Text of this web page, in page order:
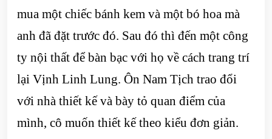
mua một chiếc bánh kem và một bó hoa mà
anh đã đặt trước đó. Sau đó thì đến một công
ty nội thất để bàn bạc với họ về cách trang trí
lại Vịnh Linh Lung. Ôn Nam Tịch trao đổi
với nhà thiết kế và bày tỏ quan điểm của
mình, cô muốn thiết kế theo kiểu đơn giản.